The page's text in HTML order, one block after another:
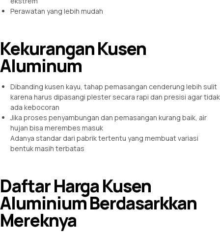
Perawatan yang lebih mudah
Kekurangan Kusen
Aluminum
Dibanding kusen kayu, tahap pemasangan cenderung lebih sulit
karena harus dipasangi plester secara rapi dan presisi agar tidak
ada kebocoran
Jika proses penyambungan dan pemasangan kurang baik, air
hujan bisa merembes masuk
Adanya standar dari pabrik tertentu yang membuat variasi
bentuk masih terbatas
Daftar Harga Kusen
Aluminium Berdasarkkan
Mereknya